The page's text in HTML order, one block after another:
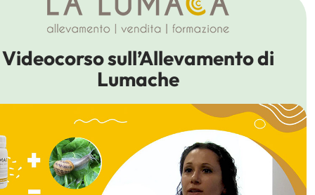
Corpo
Mani
Viso
Videocorso sull’Allevamento di
Lumache